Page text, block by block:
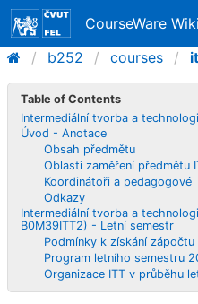
CourseWare Wiki
b252
courses
Table of Contents
Intermediální tvorba a
Úvod - Anotace
Obsah předmětu
Oblasti zaměření předmětu
Koordinátoři a pedagogové
Odkazy
Intermediální tvorba a
B0M39ITT2) - Letní semestr
Podmínky k získání zápočtu
Program letního semestru
Organizace ITT v průběhu